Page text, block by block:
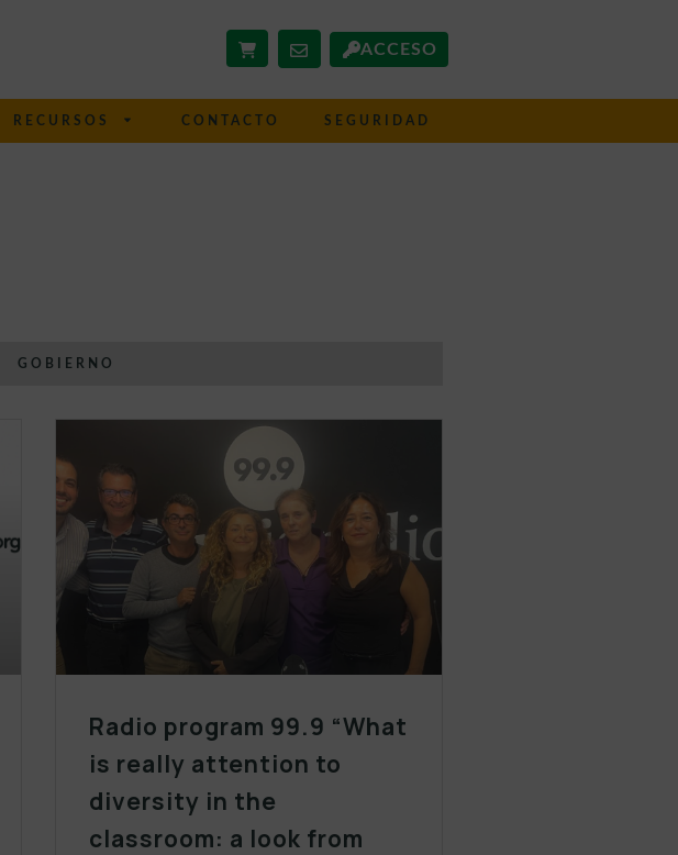
ACCESO
RECURSOS CONTACTO SEGURIDAD
GOBIERNO
Radio program 99.9 “What
is really attention to
diversity in the
classroom: a look from